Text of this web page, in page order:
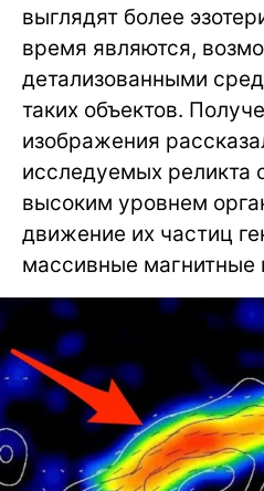
выглядят более
время являются,
детализованными
таких объектов.
изображения
исследуемых реликта
высоким уровнем
движение их частиц
массивные магнитные